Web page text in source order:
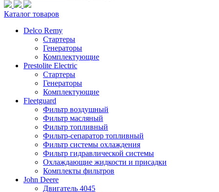
Каталог товаров
Delco Remy
Стартеры
Генераторы
Комплектующие
Prestolite Electric
Стартеры
Генераторы
Комплектующие
Fleetguard
Фильтр воздушный
Фильтр масляный
Фильтр топливный
Фильтр-сепаратор топливный
Фильтр системы охлаждения
Фильтр гидравлической системы
Охлаждающие жидкости и присадки
Комплекты фильтров
John Deere
Двигатель 4045